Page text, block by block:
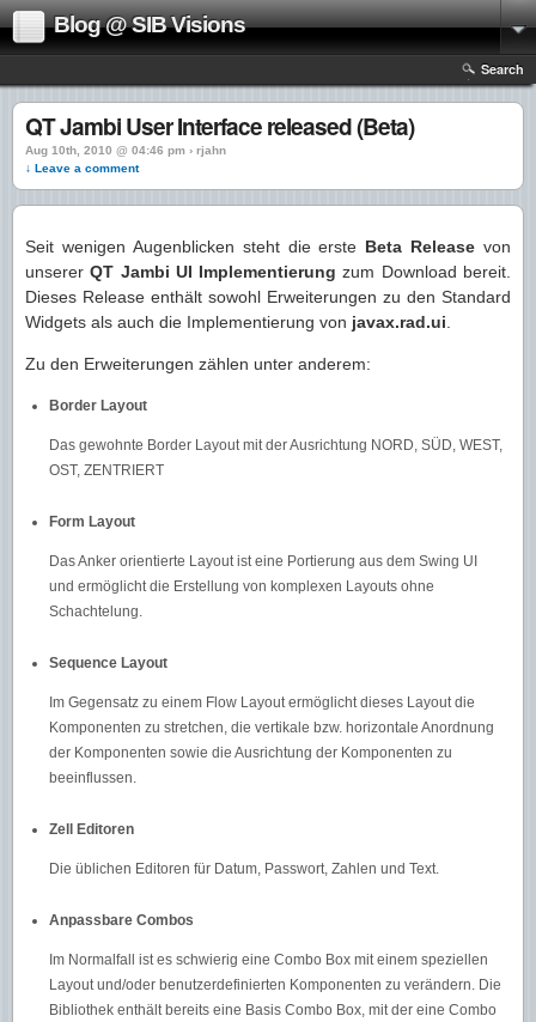
Blog @ SIB Visions
Search
QT Jambi User Interface released (Beta)
Aug 10th, 2010 @ 04:46 pm › rjahn
↓ Leave a comment
Seit wenigen Augenblicken steht die erste Beta Release von
unsererQT Jambi UI Implementierung zum Download bereit.
Dieses Release enthält sowohl Erweiterungen zu den Standard
Widgets als auch die Implementierung von javax.rad.ui
Zu den Erweiterungen zählen unter anderem:
Border Layout
Das gewohnte Border Layout mit der Ausrichtung NORD, SÜD, WEST,
OST, ZENTRIERT
Form Layout
Das Anker orientierte Layout ist eine Portierung aus dem Swing UI
und ermöglicht die Erstellung von komplexen Layouts ohne
Schachtelung.
Sequence Layout
Im Gegensatz zu einem Flow Layout ermöglicht dieses Layout die
Komponenten zu stretchen, die vertikale bzw. horizontale Anordnung
der Komponenten sowie die Ausrichtung der Komponenten zu
beeinflussen.
Zell Editoren
Die üblichen Editoren für Datum, Passwort, Zahlen und Text.
Anpassbare Combos
Im Normalfall ist es schwierig eine Combo Box mit einem speziellen
Layout und/oder benutzerdefinierten Komponenten zu verändern. Die
Bibliothek enthält bereits eine Basis Combo Box, mit der eine Combo